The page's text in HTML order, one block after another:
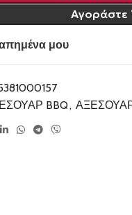
Αγοράστε
μου
BBQ,